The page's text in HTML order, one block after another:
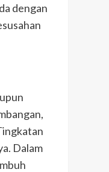
dengan
Dalam